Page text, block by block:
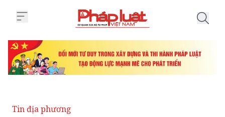
Tin địa phương